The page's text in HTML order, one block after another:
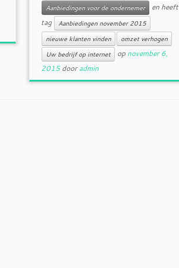
Aanbiedingen voor de ondernemer
en heeft
tag
Aanbiedingen november 2015
nieuwe klanten vinden
omzet verhogen
Uw bedrijf op internet
op november 6,
2015 dooradmin